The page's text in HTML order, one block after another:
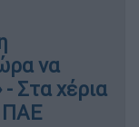
να
Στα χέρια
ΠΑΕ